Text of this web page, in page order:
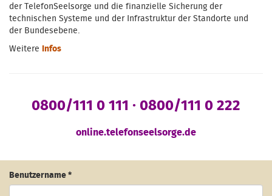
der TelefonSeelsorge und die finanzielle Sicherung der
technischen Systeme und der Infrastruktur der Standorte und
der Bundesebene.
Weitere Infos
0800/111 0 111 · 0800/111 0 222
online.telefonseelsorge.de
Benutzername *